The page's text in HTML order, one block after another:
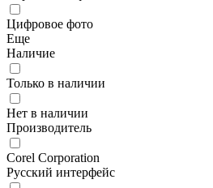
Цифровое фото
Еще
Наличие
Только в наличии
Нет в наличии
Производитель
Corel Corporation
Русский интерфейс